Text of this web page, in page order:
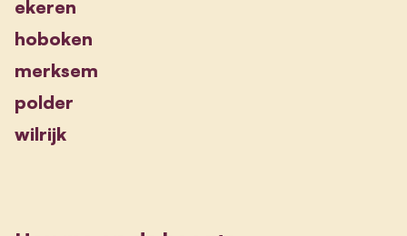
ekeren
hoboken
merksem
polder
wilrijk